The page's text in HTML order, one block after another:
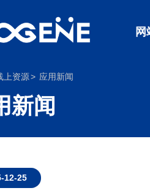
网
上资源 应用新闻
新闻
12-25